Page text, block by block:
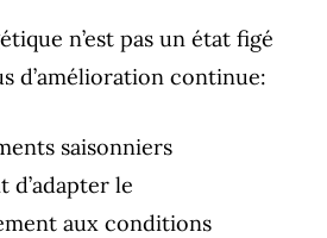
n’est pas un état figé
d’amélioration continue:
saisonniers
d’adapter le
aux conditions